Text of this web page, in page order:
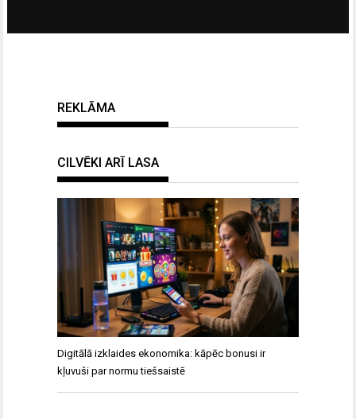
REKLĀMA
CILVĒKI ARĪ LASA
Digitālā izklaides ekonomika: kāpēc bonusi ir
kļuvuši par normu tiešsaistē